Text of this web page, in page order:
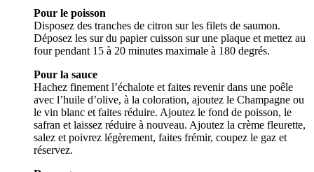
Pour le poisson
Disposez des tranches de citron sur les filets de saumon.
Déposez les sur du papier cuisson sur une plaque et mettez au
four pendant 15 à 20 minutes maximale à 180 degrés.
Pour la sauce
Hachez finement l’échalote et faites revenir dans une poêle
avec l’huile d’olive, à la coloration, ajoutez le Champagne ou
le vin blanc et faites réduire. Ajoutez le fond de poisson, le
safran et laissez réduire à nouveau. Ajoutez la crème fleurette,
salez et poivrez légèrement, faites frémir, coupez le gaz et
réservez.